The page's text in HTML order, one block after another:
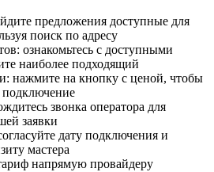
предложения доступные для
поиск по адресу
ознакомьтесь с доступными
наиболее подходящий
нажмите на кнопку с ценой, чтобы
подключение
звонка оператора для
заявки
дату подключения и
мастера
напрямую провайдеру